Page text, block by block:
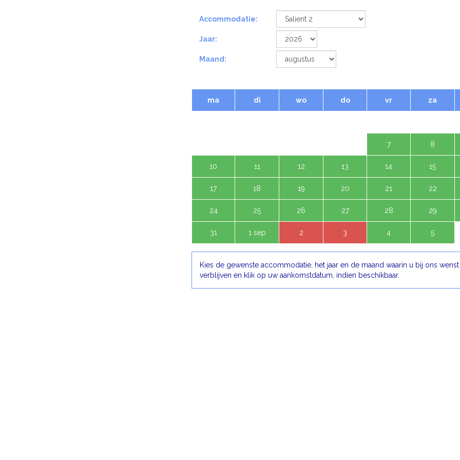
Accommodatie:
Jaar:
Maand:
ma di wo do vr za
7 8
10 11 12 13 14 15
17 18 19 20 21 22
24 25 26 27 28 29
31 1 sep 2 3 4 5
Kies de gewenste accommodatie, het jaar en de maand waarin u bij ons
verblijven en klik op uw aankomstdatum, indien beschikbaar.